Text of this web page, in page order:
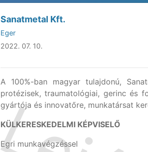
Sanatmetal Kft.
Eger
2022. 07. 10.
A 100%-ban magyar tulajdonú,
protézisek, traumatológiai, gerinc és
gyártója és innovatőre, munkatársat
KÜLKERESKEDELMI KÉPVISELŐ
Egri munkavégzéssel